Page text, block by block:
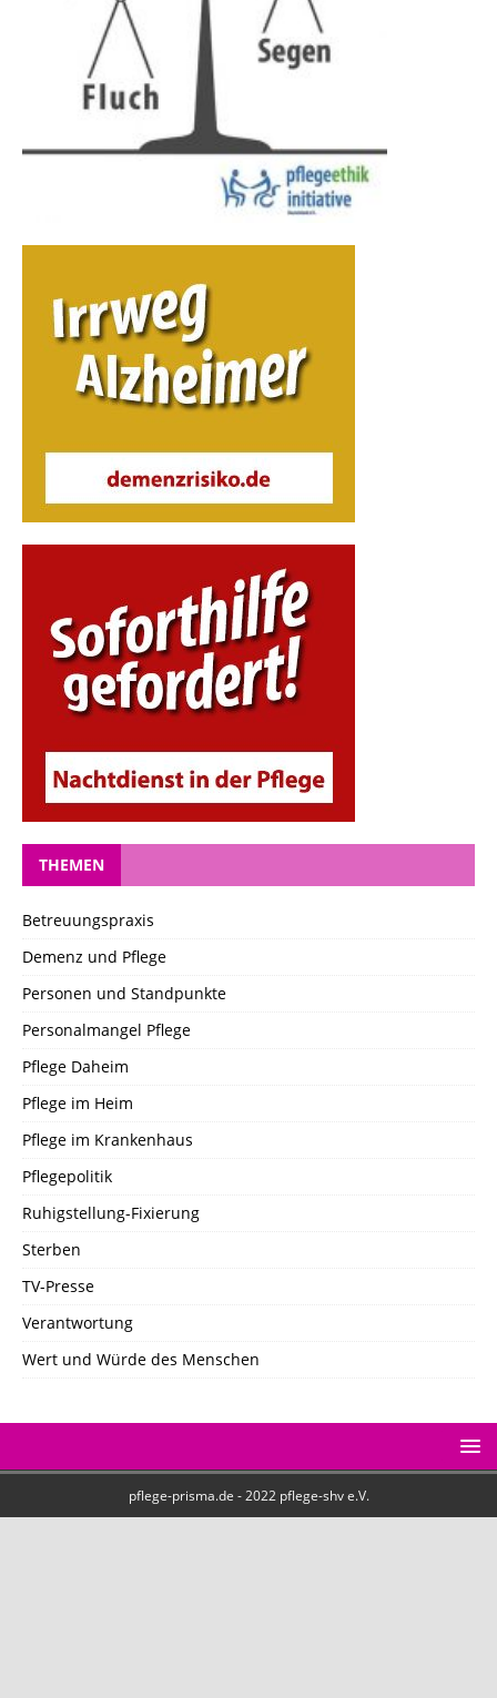
THEMEN
Betreuungspraxis
Demenz und Pflege
Personen und Standpunkte
Personalmangel Pflege
Pflege Daheim
Pflege im Heim
Pflege im Krankenhaus
Pflegepolitik
Ruhigstellung-Fixierung
Sterben
TV-Presse
Verantwortung
Wert und Würde des Menschen
pflege-prisma.de - 2022 pflege-shv e.V.